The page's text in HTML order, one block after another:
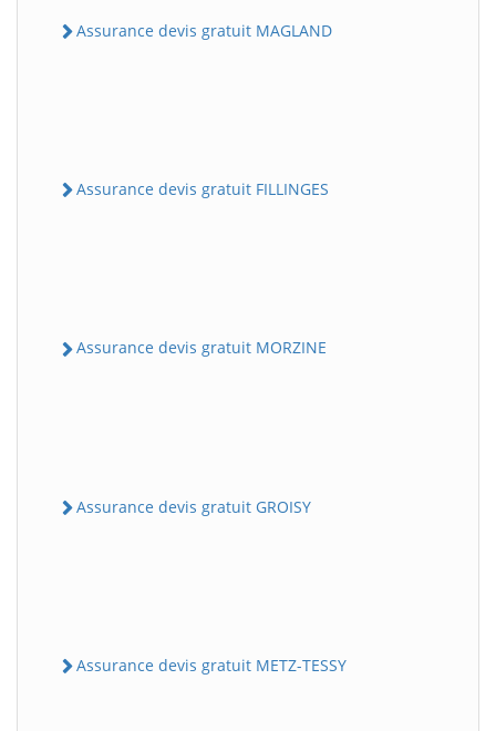
Assurance devis gratuit MAGLAND
Assurance devis gratuit FILLINGES
Assurance devis gratuit MORZINE
Assurance devis gratuit GROISY
Assurance devis gratuit METZ-TESSY